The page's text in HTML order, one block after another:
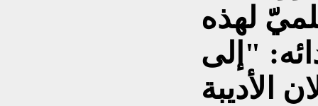
لهذه
"إلى
الأديبة